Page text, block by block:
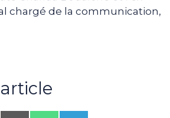
chargé de la communication,